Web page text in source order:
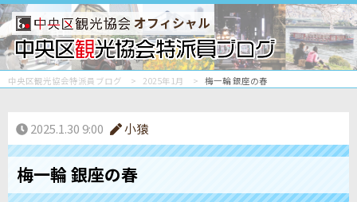
オフィシャル
中央区観光協会特派員ブログ 2025年1月 梅一輪 銀座の春
2025.1.30 9:00 小猿
梅一輪 銀座の春